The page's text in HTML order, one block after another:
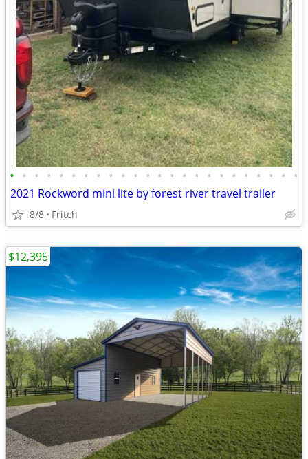
• • • • • • • • • • • • • • • • • • • • • • • •
2021 Rockword mini lite by forest river travel trailer
8/8 Fritch
$12,395